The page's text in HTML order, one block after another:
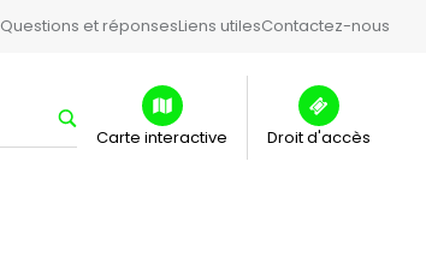
Questions et réponsesLiens utilesContactez-nous
Carte interactive Droit d'accès